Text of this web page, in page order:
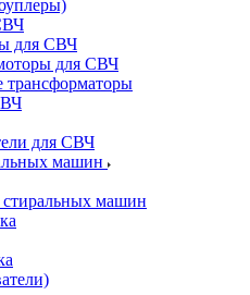
для СВЧ
для СВЧ
трансформаторы
для СВЧ
машин
стиральных машин